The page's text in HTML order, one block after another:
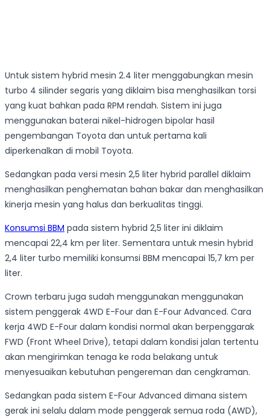
Untuk sistem hybrid mesin 2.4 liter menggabungkan mesin
turbo 4 silinder segaris yang diklaim bisa menghasilkan torsi
yang kuat bahkan pada RPM rendah. Sistem ini juga
menggunakan baterai nikel-hidrogen bipolar hasil
pengembangan Toyota dan untuk pertama kali
diperkenalkan di mobil Toyota.
Sedangkan pada versi mesin 2,5 liter hybrid parallel diklaim
menghasilkan penghematan bahan bakar dan menghasilkan
kinerja mesin yang halus dan berkualitas tinggi.
Konsumsi BBM pada sistem hybrid 2,5 liter ini diklaim
mencapai 22,4 km per liter. Sementara untuk mesin hybrid
2,4 liter turbo memiliki konsumsi BBM mencapai 15,7 km per
liter.
Crown terbaru juga sudah menggunakan menggunakan
sistem penggerak 4WD E-Four dan E-Four Advanced. Cara
kerja 4WD E-Four dalam kondisi normal akan berpenggarak
FWD (Front Wheel Drive), tetapi dalam kondisi jalan tertentu
akan mengirimkan tenaga ke roda belakang untuk
menyesuaikan kebutuhan pengereman dan cengkraman.
Sedangkan pada sistem E-Four Advanced dimana sistem
gerak ini selalu dalam mode penggerak semua roda (AWD),